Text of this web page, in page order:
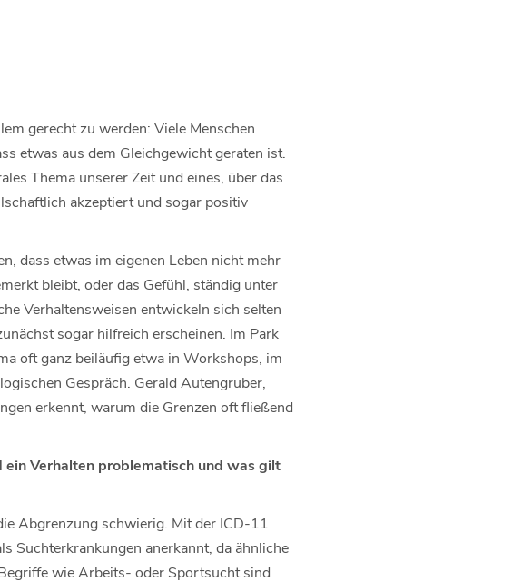
gerecht zu werden: Viele Menschen
etwas aus dem Gleichgewicht geraten ist.
Thema unserer Zeit und eines, über das
akzeptiert und sogar positiv
dass etwas im eigenen Leben nicht mehr
bleibt, oder das Gefühl, ständig unter
Verhaltensweisen entwickeln sich selten
sogar hilfreich erscheinen. Im Park
oft ganz beiläufig etwa in Workshops, im
Gespräch. Gerald Autengruber,
erkennt, warum die Grenzen oft fließend
Verhalten problematisch und was gilt
Abgrenzung schwierig. Mit der ICD-11
Suchterkrankungen anerkannt, da ähnliche
wie Arbeits- oder Sportsucht sind